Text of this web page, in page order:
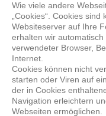
Wie viele andere
„Cookies“. Cookies
Websiteserver auf Ihre
erhalten wir
verwendeter Browser,
Internet.
Cookies können nicht
starten oder Viren auf
der in Cookies
Navigation erleichtern
Webseiten ermöglichen.